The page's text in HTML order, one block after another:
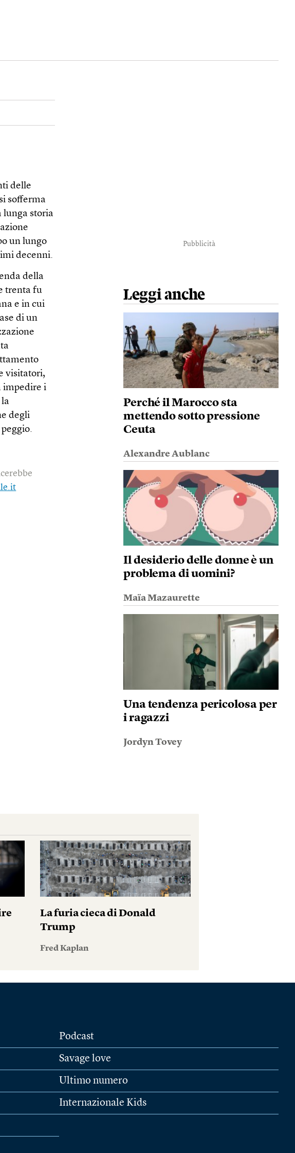
delle
sofferma
lunga storia
un lungo
decenni.
della
trenta fu
e in cui
di un
visitatori,
impedire i
degli
Pubblicità
Leggi anche
Perché il Marocco sta
mettendo sotto pressione
Ceuta
Alexandre Aublanc
Il desiderio delle donne è un
problema di uomini?
Maïa Mazaurette
Una tendenza pericolosa per
i ragazzi
Jordyn Tovey
La furia cieca di Donald
Trump
Fred Kaplan
Podcast
Savage love
Ultimo numero
Internazionale Kids